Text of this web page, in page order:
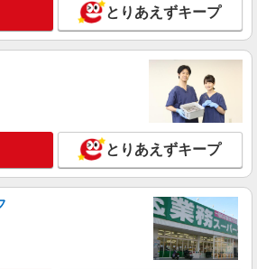
】の携帯販売スタッフ
給1400円〜1700円（経験・能力による） ※
支給 ★交通費別途支給（規定あり） ゜
。○。・゜+゜・。○。・゜+゜ 入社祝い金10
★月2回払い・週払い可能（規程
★ ゜・。○。・゜+゜・。○。・゜+゜
詳細を見る
】の携帯販売スタッフ
給210000円〜 各種手当 家族手当（扶養家族
あたり5000円） 交通費全額支給（公共交通機
み） ※マイカー通勤は月2万円までガソリン
兵庫県西宮市のsoftbankショップ
とりあえずキープ
とりあえずキープ